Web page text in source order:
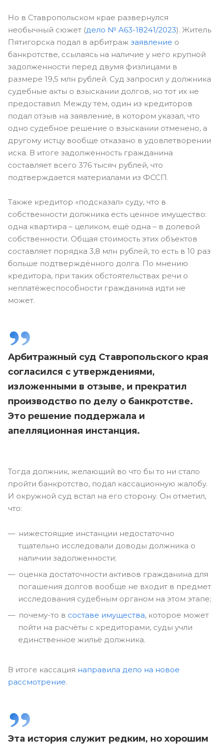
Но в Ставропольском крае развернулся
необычный сюжет (дело № А63-18241/2023). Житель
Пятигорска подал в арбитраж заявление о
банкротстве, ссылаясь на наличие у него крупной
задолженности перед двумя физлицами в
размере 19,5 млн рублей. Суд запросил у должника
судебные акты о взыскании долгов, но тот их не
предоставил. Между тем, один из кредиторов
подал отзыв на заявление, в котором указал, что
одно судебное решение о взыскании отменено, а
другому истцу вообще отказано в удовлетворении
иска. В итоге задолженность гражданина
составляет всего 376 тысяч рублей, что
подтверждается материалами из ФССП.
Также кредитор «подсказал» суду, что в
собственности должника есть ценное имущество:
одна квартира – целиком, ещё одна – в долевой
собственности. Общая стоимость этих объектов
составляет порядка 3,8 млн рублей, то есть в 10 раз
больше подтверждённого долга. По мнению
кредитора, при таких обстоятельствах речи о
неплатёжеспособности гражданина идти не
может.
Арбитражный суд Ставропольского края
согласился с утверждениями,
изложенными в отзыве, и прекратил
производство по делу о банкротстве.
Это решение поддержала и
апелляционная инстанция.
Тогда должник, желающий во что бы то ни стало
пройти банкротство, подал кассационную жалобу.
И окружной суд встал на его сторону. Он отметил,
что:
нижестоящие инстанции недостаточно
тщательно исследовали доводы должника о
наличии задолженности;
оценка достаточности активов гражданина для
погашения долгов вообще не входит в предмет
исследования судебным органом на этом этапе;
почему-то в составе имущества, которое может
пойти на расчёты с кредиторами, суды учли
единственное жильё должника.
В итоге кассация направила дело на новое
рассмотрение.
Эта история служит редким, но хорошим